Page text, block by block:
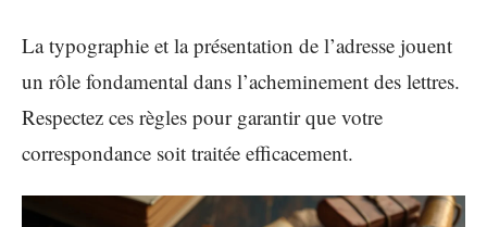
La typographie et la présentation de l’adresse jouent
un rôle fondamental dans l’acheminement des lettres.
Respectez ces règles pour garantir que votre
correspondance soit traitée efficacement.